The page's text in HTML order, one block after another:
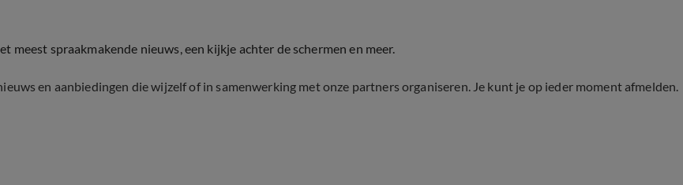
spraakmakende nieuws, een kijkje achter de schermen en meer.
en aanbiedingen die wijzelf of in samenwerking met onze partners organiseren. Je kunt je op ieder moment afmelden.